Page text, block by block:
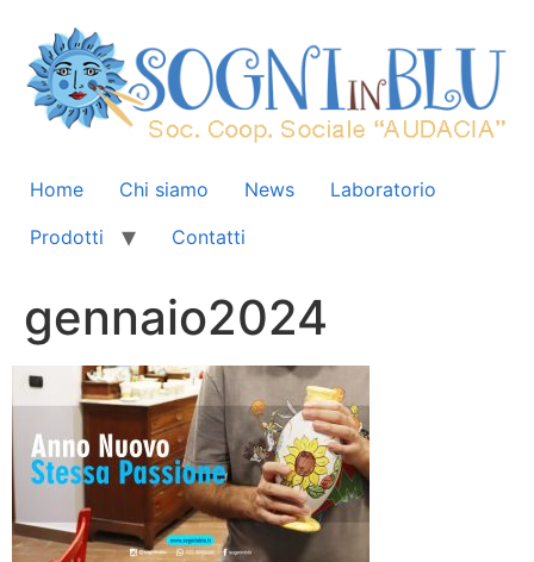
Home Chi siamo News
Laboratorio
Prodotti
Contatti
gennaio2024